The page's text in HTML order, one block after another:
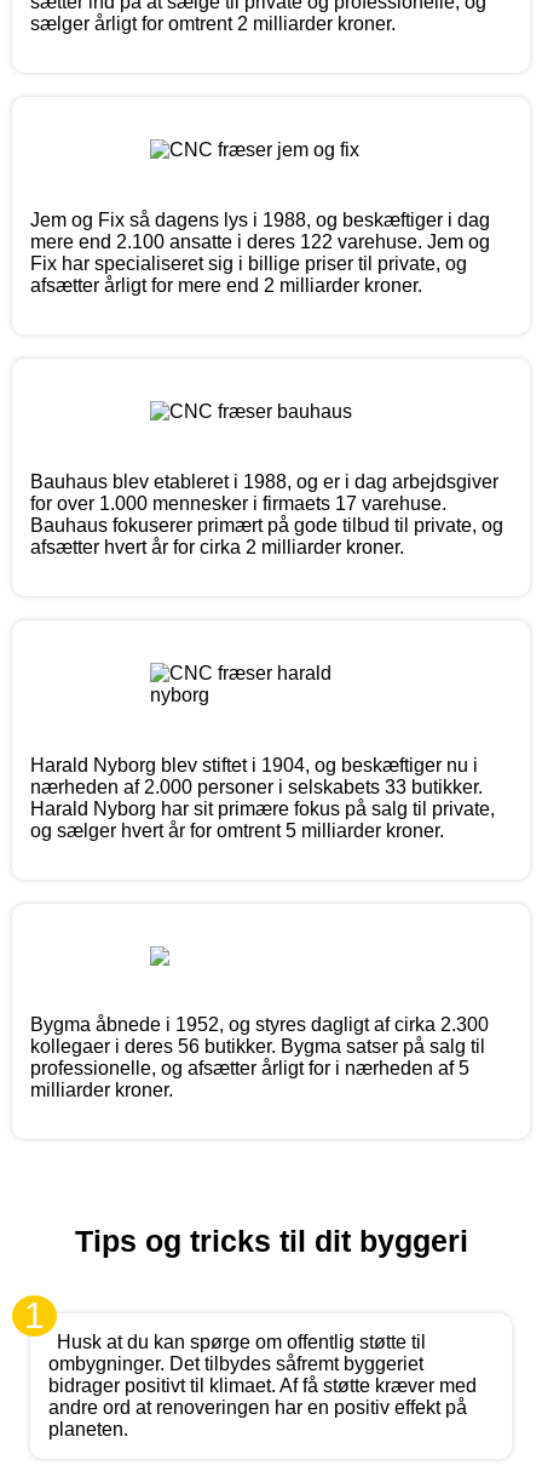
sælger årligt for omtrent 2 milliarder kroner.
Jem og Fix så dagens lys i 1988, og beskæftiger i dag
mere end 2.100 ansatte i deres 122 varehuse. Jem og
Fix har specialiseret sig i billige priser til private, og
afsætter årligt for mere end 2 milliarder kroner.
Bauhaus blev etableret i 1988, og er i dag arbejdsgiver
for over 1.000 mennesker i firmaets 17 varehuse.
Bauhaus fokuserer primært på gode tilbud til private, og
afsætter hvert år for cirka 2 milliarder kroner.
Harald Nyborg blev stiftet i 1904, og beskæftiger nu i
nærheden af 2.000 personer i selskabets 33 butikker.
Harald Nyborg har sit primære fokus på salg til private,
og sælger hvert år for omtrent 5 milliarder kroner.
Bygma åbnede i 1952, og styres dagligt af cirka 2.300
kollegaer i deres 56 butikker. Bygma satser på salg til
professionelle, og afsætter årligt for i nærheden af 5
milliarder kroner.
Tips og tricks til dit byggeri
1
Husk at du kan spørge om offentlig støtte til
ombygninger. Det tilbydes såfremt byggeriet
bidrager positivt til klimaet. Af få støtte kræver med
andre ord at renoveringen har en positiv effekt på
planeten.